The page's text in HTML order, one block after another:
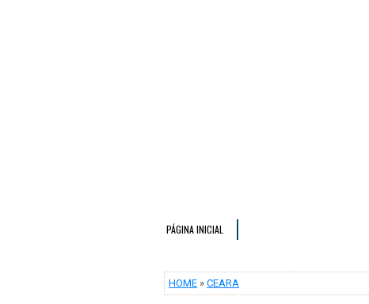
PÁGINA INICIAL
HOME » CEARA